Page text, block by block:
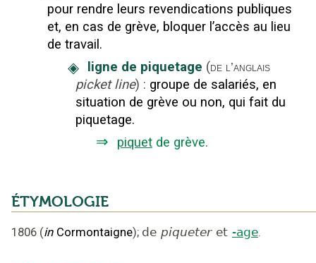
pour rendre leurs revendications publiques
et, en cas de grève, bloquer l’accès au lieu
de travail.
◈ ligne de piquetage (de l’anglais
picket line) : groupe de salariés, en
situation de grève ou non, qui fait du
piquetage.
⇒ piquet de grève.
ÉTYMOLOGIE
1806 (in Cormontaigne); de piqueter et -age.